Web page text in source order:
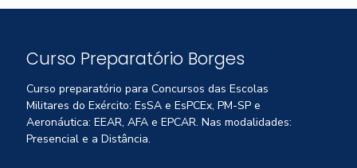
Curso Preparatório Borges
Curso preparatório para Concursos das Escolas
Militares do Exército: EsSA e EsPCEx, PM-SP e
Aeronáutica: EEAR, AFA e EPCAR. Nas modalidades:
Presencial e a Distância.